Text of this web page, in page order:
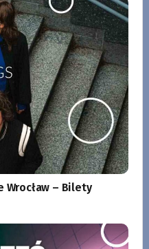
Wrocław – Bilety